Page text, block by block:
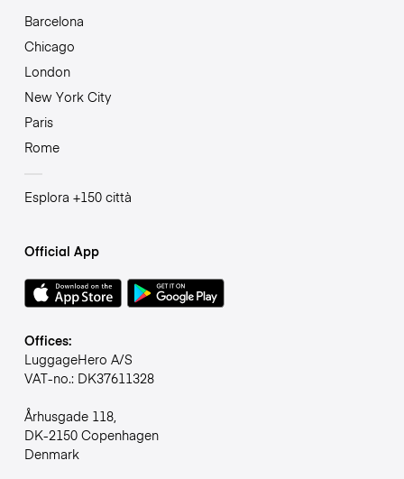
Barcelona
Chicago
London
New York City
Paris
Rome
Esplora +150 città
Official App
Offices:
LuggageHero A/S
VAT-no.: DK37611328
Århusgade 118,
DK-2150 Copenhagen
Denmark